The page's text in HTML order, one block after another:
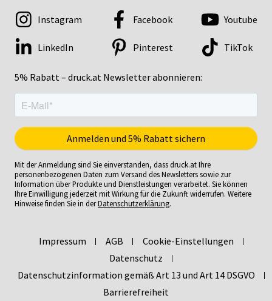
5% Rabatt – druck.at Newsletter abonnieren:
Instagram Facebook Youtube
LinkedIn Pinterest TikTok
Mit der Anmeldung sind Sie einverstanden, dass druck.at Ihre
personenbezogenen Daten zum Versand des Newsletters sowie zur
Information über Produkte und Dienstleistungen verarbeitet. Sie können
Ihre Einwilligung jederzeit mit Wirkung für die Zukunft widerrufen. Weitere
Hinweise finden Sie in derDatenschutzerklärung.
Impressum AGB
Cookie-Einstellungen
Datenschutz
Datenschutzinformation gemäß Art 13 und Art 14 DSGVO
Barrierefreiheit